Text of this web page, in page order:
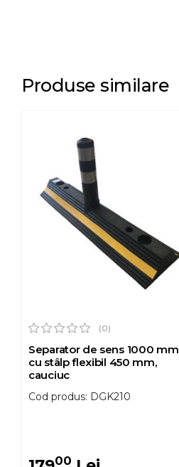
Produse similare
(0)
Separator de sens 1000 mm
cu stâlp flexibil 450 mm,
cauciuc
Cod produs: DGK210
00